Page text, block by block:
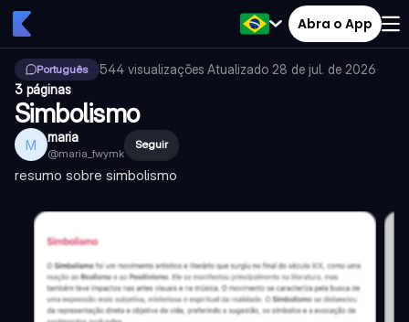
Abra o App
Português 544 visualizações·Atualizado 28 de jul. de 2026·
3 páginas
Simbolismo
M maria
@maria_fwymk
Seguir
resumo sobre simbolismo